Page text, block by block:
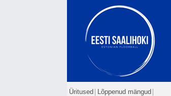
Üritused Lõppenud mängud